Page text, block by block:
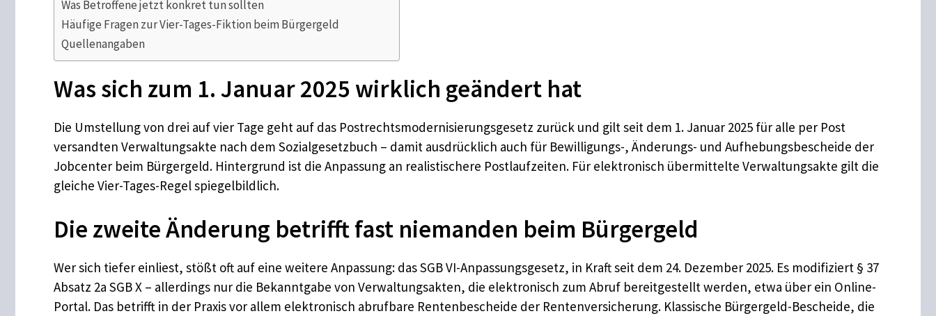
Was Betroffene jetzt konkret tun sollten
Häufige Fragen zur Vier-Tages-Fiktion beim Bürgergeld
Quellenangaben
Was sich zum 1. Januar 2025 wirklich geändert hat
Die Umstellung von drei auf vier Tage geht auf das Postrechtsmodernisierungsgesetz zurück und gilt seit dem 1. Januar 2025 für alle per Post
versandten Verwaltungsakte nach dem Sozialgesetzbuch – damit ausdrücklich auch für Bewilligungs-, Änderungs- und Aufhebungsbescheide der
Jobcenter beim Bürgergeld. Hintergrund ist die Anpassung an realistischere Postlaufzeiten. Für elektronisch übermittelte Verwaltungsakte gilt die
gleiche Vier-Tages-Regel spiegelbildlich.
Die zweite Änderung betrifft fast niemanden beim Bürgergeld
Wer sich tiefer einliest, stößt oft auf eine weitere Anpassung: das SGB VI-Anpassungsgesetz, in Kraft seit dem 24. Dezember 2025. Es modifiziert § 37
Absatz 2a SGB X – allerdings nur die Bekanntgabe von Verwaltungsakten, die elektronisch zum Abruf bereitgestellt werden, etwa über ein Online-
Portal. Das betrifft in der Praxis vor allem elektronisch abrufbare Rentenbescheide der Rentenversicherung. Klassische Bürgergeld-Bescheide, die